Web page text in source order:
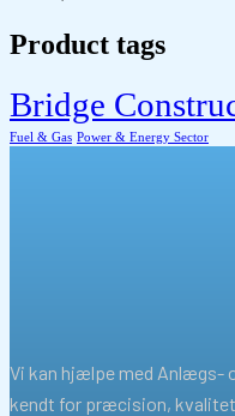
Product tags
Bridge
Fuel & Gas Power & Energy Sector
Vi kan hjælpe med
kendt for præcision, kvalitet